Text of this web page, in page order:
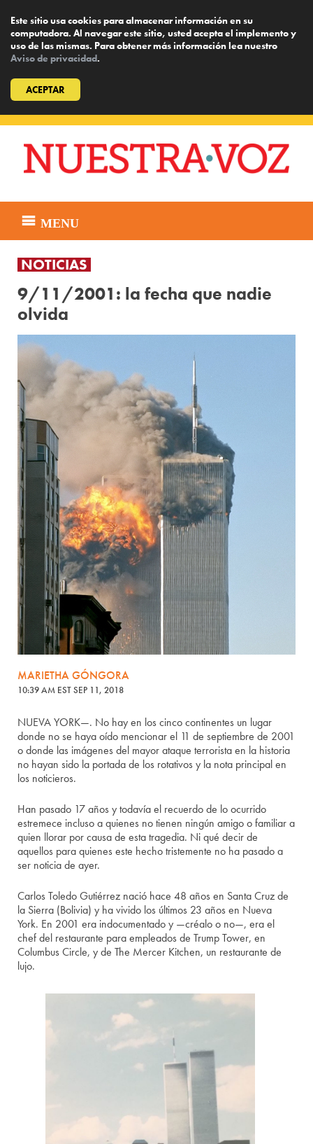
Este sitio usa cookies para almacenar información en su
computadora. Al navegar este sitio, usted acepta el implemento y
uso de las mismas. Para obtener más información lea nuestro
Aviso de privacidad.
ACEPTAR
content
MENU
NOTICIAS
9/11/2001: la fecha que nadie
olvida
MARIETHA GÓNGORA
10:39 AM EST SEP 11, 2018
NUEVA YORK—. No hay en los cinco continentes un lugar
donde no se haya oído mencionar el 11 de septiembre de 2001
o donde las imágenes del mayor ataque terrorista en la historia
no hayan sido la portada de los rotativos y la nota principal en
los noticieros.
Han pasado 17 años y todavía el recuerdo de lo ocurrido
estremece incluso a quienes no tienen ningún amigo o familiar a
quien llorar por causa de esta tragedia. Ni qué decir de
aquellos para quienes este hecho tristemente no ha pasado a
ser noticia de ayer.
Carlos Toledo Gutiérrez nació hace 48 años en Santa Cruz de
la Sierra (Bolivia) y ha vivido los últimos 23 años en Nueva
York. En 2001 era indocumentado y —créalo o no—, era el
chef del restaurante para empleados de Trump Tower, en
Columbus Circle, y de The Mercer Kitchen, un restaurante de
lujo.